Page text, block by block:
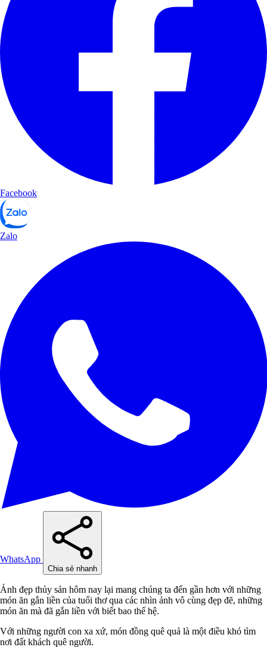
Facebook
Zalo
WhatsApp
Chia sẻ nhanh
Ảnh đẹp thủy sản hôm nay lại mang chúng ta đến gần hơn với những
món ăn gắn liền của tuổi thơ qua các nhìn ảnh vô cùng đẹp đẽ, những
món ăn mà đã gắn liền với biết bao thế hệ.
Với những người con xa xứ, món đồng quê quả là một điều khó tìm
nơi đất khách quê người.